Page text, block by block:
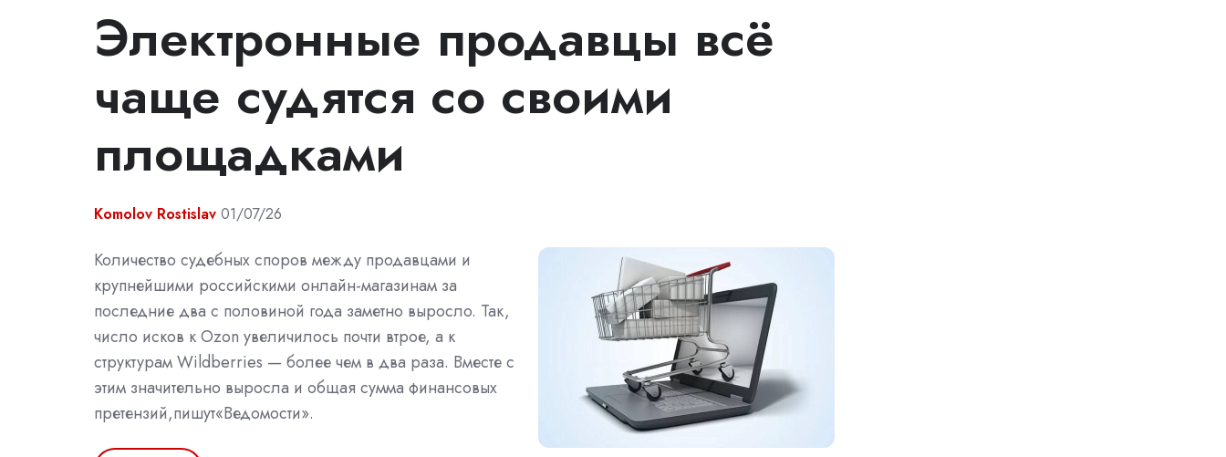
Электронные продавцы всё
чаще судятся со своими
площадками
Komolov Rostislav 01/07/26
Количество судебных споров между продавцами и
крупнейшими российскими онлайн-магазинам за
последние два с половиной года заметно выросло. Так,
число исков к Ozon увеличилось почти втрое, а к
структурам Wildberries — более чем в два раза. Вместе с
этим значительно выросла и общая сумма финансовых
претензий,пишут«Ведомости».